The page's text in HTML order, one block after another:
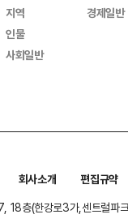
지역
인물
사회일반
경제일반
회사소개 편집규약
18층(한강로3가,센트럴파